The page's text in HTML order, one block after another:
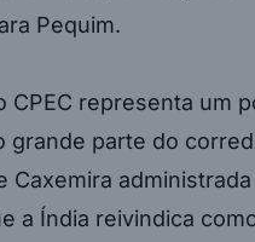
Pequim.
CPEC representa um
grande parte do
Caxemira
a Índia reivindica